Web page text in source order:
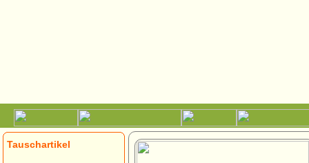
Tauschartikel